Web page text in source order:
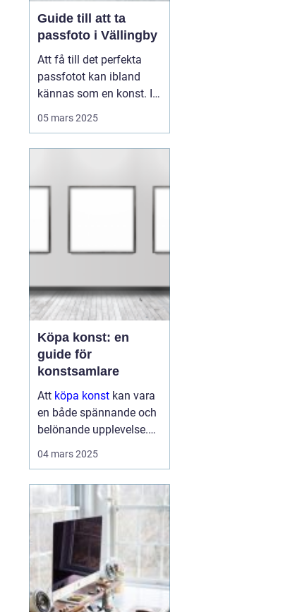
Guide till att ta
passfoto i Vällingby
Att få till det perfekta
passfotot kan ibland
kännas som en konst. I
rät...
05 mars 2025
Köpa konst: en
guide för
konstsamlare
Att köpa konst kan vara
en både spännande och
belönande upplevelse.
att investera i något som
u...
04 mars 2025